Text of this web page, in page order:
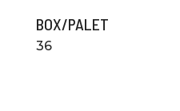
BOX/PALET
36